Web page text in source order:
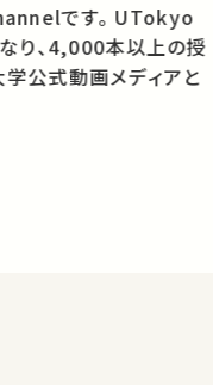
す。 UTokyo
り、4,000本以上の授
公式動画メディアと